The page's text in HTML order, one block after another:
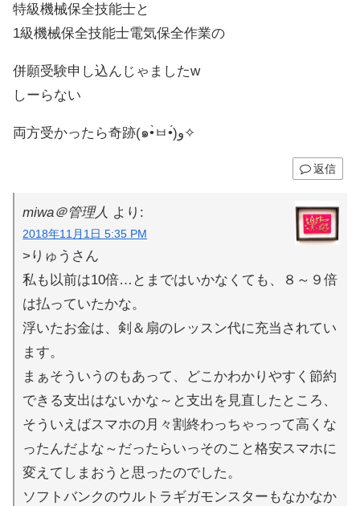
特級機械保全技能士と
1級機械保全技能士電気保全作業の
併願受験申し込んじゃましたw
しーらない
両方受かったら奇跡(๑•̀ㅂ•́)و✧
返信
miwa＠管理人 より:
2018年11月1日 5:35 PM
>りゅうさん
私も以前は10倍…とまではいかなくても、８～９倍
は払っていたかな。
浮いたお金は、剣＆扇のレッスン代に充当されてい
ます。
まぁそういうのもあって、どこかわかりやすく節約
できる支出はないかな～と支出を見直したところ、
そういえばスマホの月々割終わっちゃっって高くな
ったんだよな～だったらいっそのこと格安スマホに
変えてしまおうと思ったのでした。
ソフトバンクのウルトラギガモンスターもなかなか